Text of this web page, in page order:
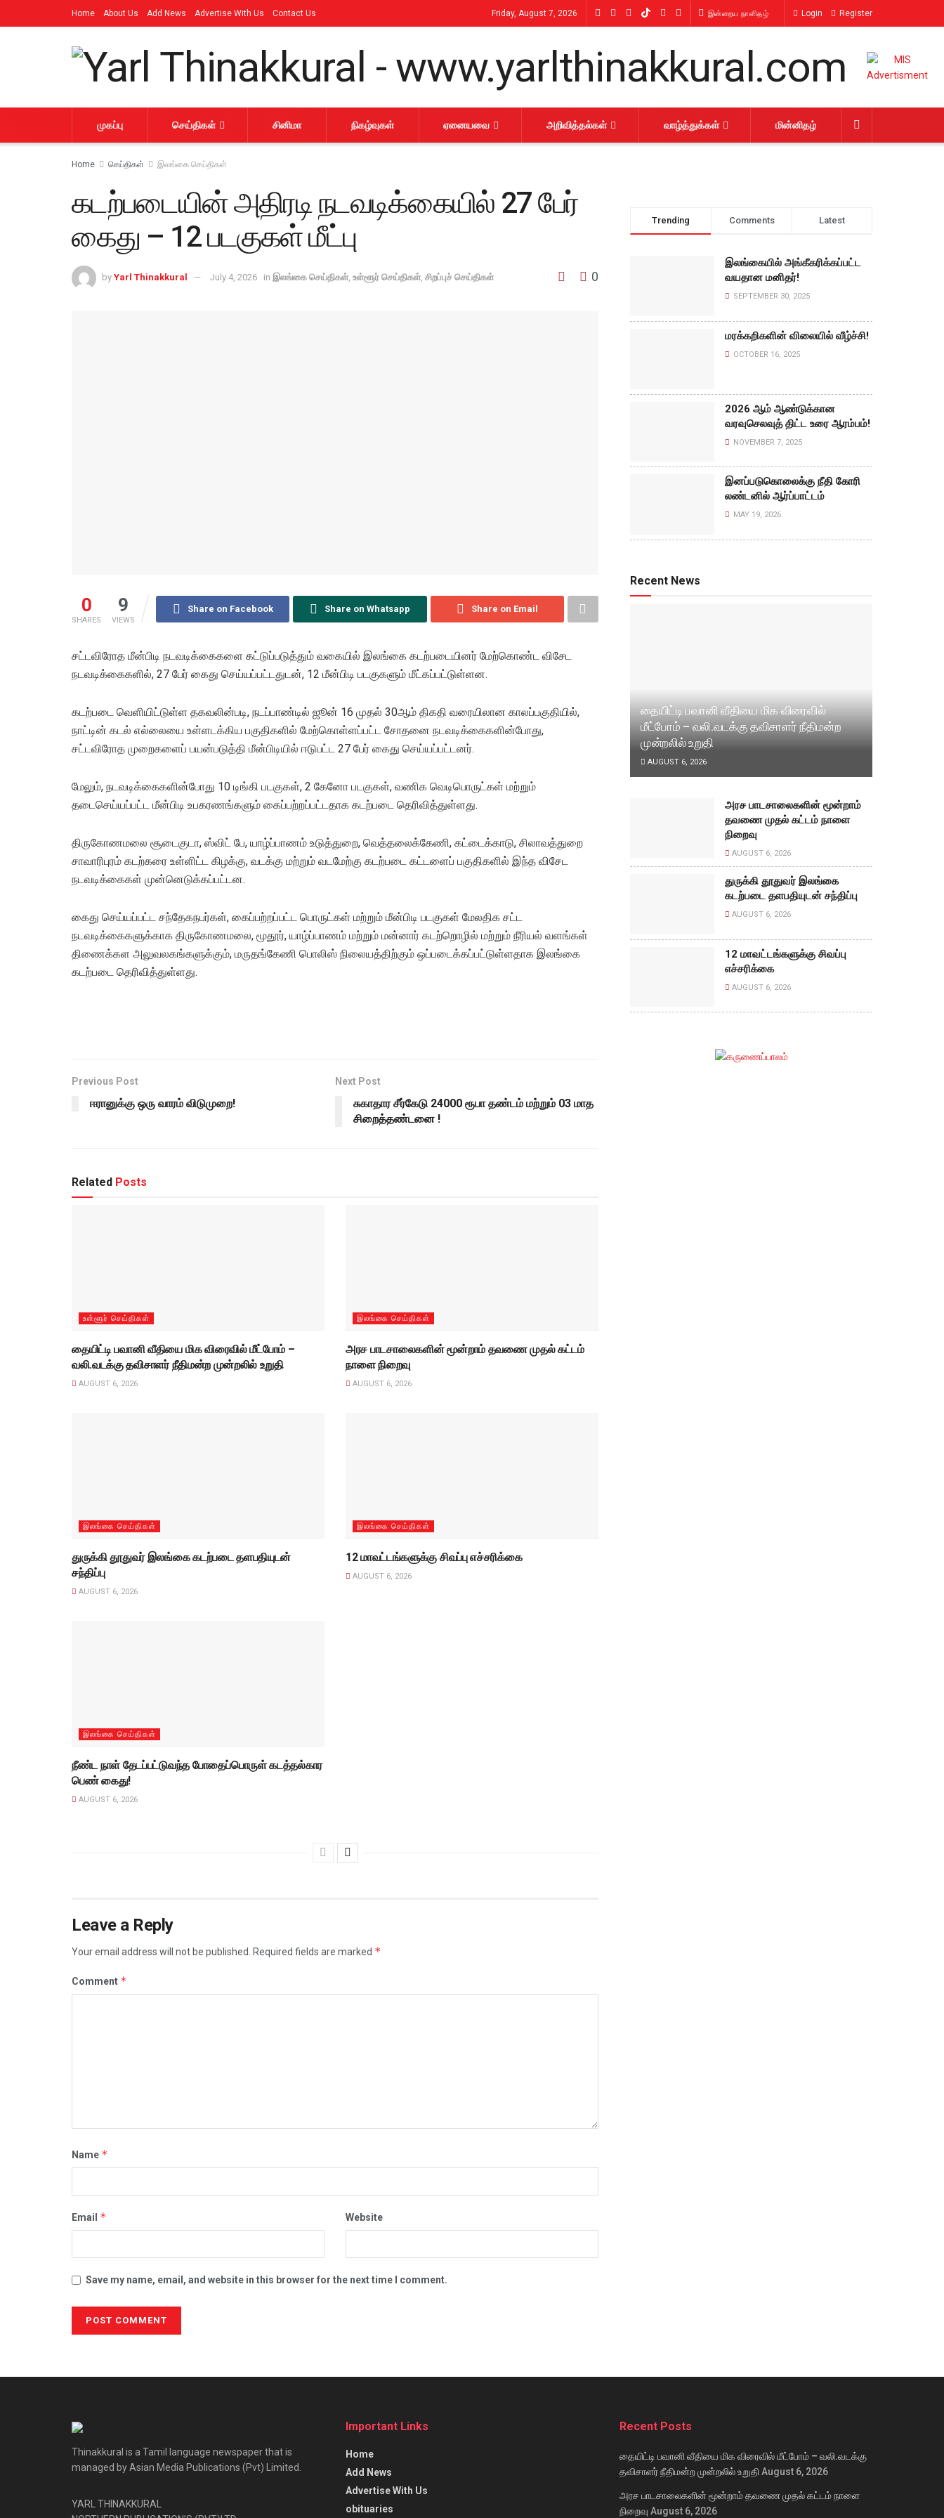
Home About Us Add News Advertise With Us Contact Us Friday, August 7, 2026 இன்றைய நாளிதழ் Login Register
முகப்பு செய்திகள் சினிமா நிகழ்வுகள் ஏனையவை அறிவித்தல்கள் வாழ்த்துக்கள் மின்னிதழ்
Home செய்திகள் இலங்கை செய்திகள்
கடற்படையின் அதிரடி நடவடிக்கையில் 27 பேர்
கைது – 12 படகுகள் மீட்பு
by Yarl Thinakkural July 4, 2026 in இலங்கை செய்திகள், உள்ளூர் செய்திகள், சிறப்புச் செய்திகள் 0
0
SHARES
9
VIEWS
Share on Facebook Share on Whatsapp Share on Email
சட்டவிரோத மீன்பிடி நடவடிக்கைகளை கட்டுப்படுத்தும் வகையில் இலங்கை கடற்படையினர் மேற்கொண்ட விசேட
நடவடிக்கைகளில், 27 பேர் கைது செய்யப்பட்டதுடன், 12 மீன்பிடி படகுகளும் மீட்கப்பட்டுள்ளன.
கடற்படை வெளியிட்டுள்ள தகவலின்படி, நடப்பாண்டில் ஜூன் 16 முதல் 30ஆம் திகதி வரையிலான காலப்பகுதியில்,
நாட்டின் கடல் எல்லையை உள்ளடக்கிய பகுதிகளில் மேற்கொள்ளப்பட்ட சோதனை நடவடிக்கைகளின்போது,
சட்டவிரோத முறைகளைப் பயன்படுத்தி மீன்பிடியில் ஈடுபட்ட 27 பேர் கைது செய்யப்பட்டனர்.
மேலும், நடவடிக்கைகளின்போது 10 டிங்கி படகுகள், 2 கேனோ படகுகள், வணிக வெடிபொருட்கள் மற்றும்
தடைசெய்யப்பட்ட மீன்பிடி உபகரணங்களும் கைப்பற்றப்பட்டதாக கடற்படை தெரிவித்துள்ளது.
திருகோணமலை சூடைகுடா, ஸ்விட் பே, யாழ்ப்பாணம் உடுத்துறை, வெத்தலைக்கேணி, கட்டைக்காடு, சிலாவத்துறை
சாவாரிபுரம் கடற்கரை உள்ளிட்ட கிழக்கு, வடக்கு மற்றும் வடமேற்கு கடற்படை கட்டளைப் பகுதிகளில் இந்த விசேட
நடவடிக்கைகள் முன்னெடுக்கப்பட்டன.
கைது செய்யப்பட்ட சந்தேகநபர்கள், கைப்பற்றப்பட்ட பொருட்கள் மற்றும் மீன்பிடி படகுகள் மேலதிக சட்ட
நடவடிக்கைகளுக்காக திருகோணமலை, மூதூர், யாழ்ப்பாணம் மற்றும் மன்னார் கடற்றொழில் மற்றும் நீரியல் வளங்கள்
திணைக்கள அலுவலகங்களுக்கும், மருதங்கேணி பொலிஸ் நிலையத்திற்கும் ஒப்படைக்கப்பட்டுள்ளதாக இலங்கை
கடற்படை தெரிவித்துள்ளது.
Previous Post
ஈரானுக்கு ஒரு வாரம் விடுமுறை!
Next Post
சுகாதார சீர்கேடு 24000 ரூபா தண்டம் மற்றும் 03 மாத
சிறைத்தண்டனை !
Related Posts
உள்ளூர் செய்திகள்
தையிட்டி பவானி வீதியை மிக விரைவில் மீட்போம் –
வலி.வடக்கு தவிசாளர் நீதிமன்ற முன்றலில் உறுதி
AUGUST 6, 2026
இலங்கை செய்திகள்
அரச பாடசாலைகளின் மூன்றாம் தவணை முதல் கட்டம்
நாளை நிறைவு
AUGUST 6, 2026
இலங்கை செய்திகள்
துருக்கி தூதுவர் இலங்கை கடற்படை தளபதியுடன்
சந்திப்பு
AUGUST 6, 2026
இலங்கை செய்திகள்
12 மாவட்டங்களுக்கு சிவப்பு எச்சரிக்கை
AUGUST 6, 2026
இலங்கை செய்திகள்
நீண்ட நாள் தேடப்பட்டுவந்த போதைப்பொருள் கடத்தல்கார
பெண் கைது!
AUGUST 6, 2026
Leave a Reply
Your email address will not be published. Required fields are marked *
Comment *
Name *
Email * Website
Save my name, email, and website in this browser for the next time I comment.
Trending Comments Latest
இலங்கையில் அங்கீகரிக்கப்பட்ட
வயதான மனிதர்!
SEPTEMBER 30, 2025
மரக்கறிகளின் விலையில் வீழ்ச்சி!
OCTOBER 16, 2025
2026 ஆம் ஆண்டுக்கான
வரவுசெலவுத் திட்ட உரை ஆரம்பம்!
NOVEMBER 7, 2025
இனப்படுகொலைக்கு நீதி கோரி
லண்டனில் ஆர்ப்பாட்டம்
MAY 19, 2026
Recent News
தையிட்டி பவானி வீதியை மிக விரைவில்
மீட்போம் – வலி.வடக்கு தவிசாளர் நீதிமன்ற
முன்றலில் உறுதி
AUGUST 6, 2026
அரச பாடசாலைகளின் மூன்றாம்
தவணை முதல் கட்டம் நாளை
நிறைவு
AUGUST 6, 2026
துருக்கி தூதுவர் இலங்கை
கடற்படை தளபதியுடன் சந்திப்பு
AUGUST 6, 2026
12 மாவட்டங்களுக்கு சிவப்பு
எச்சரிக்கை
AUGUST 6, 2026
Thinakkural is a Tamil language newspaper that is
managed by Asian Media Publications (Pvt) Limited.
YARL THINAKKURAL
Important Links
Home
Add News
Advertise With Us
obituaries
Recent Posts
தையிட்டி பவானி வீதியை மிக விரைவில் மீட்போம் – வலி.வடக்கு
தவிசாளர் நீதிமன்ற முன்றலில் உறுதி August 6, 2026
அரச பாடசாலைகளின் மூன்றாம் தவணை முதல் கட்டம் நாளை
நிறைவு August 6, 2026